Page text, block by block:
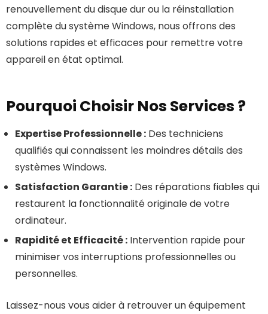
renouvellement du disque dur ou la réinstallation
complète du système Windows, nous offrons des
solutions rapides et efficaces pour remettre votre
appareil en état optimal.
Pourquoi Choisir Nos Services ?
Expertise Professionnelle : Des techniciens
qualifiés qui connaissent les moindres détails des
systèmes Windows.
Satisfaction Garantie : Des réparations fiables qui
restaurent la fonctionnalité originale de votre
ordinateur.
Rapidité et Efficacité : Intervention rapide pour
minimiser vos interruptions professionnelles ou
personnelles.
Laissez-nous vous aider à retrouver un équipement